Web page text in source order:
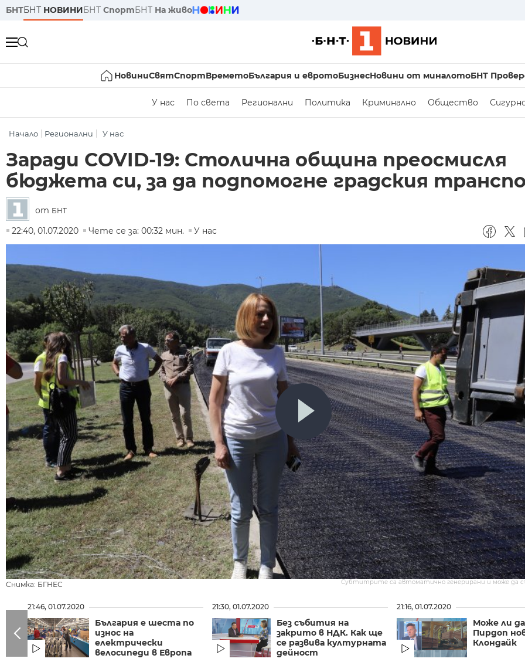
БНТБНТ НОВИНИБНТ СпортБНТ На живо
НовиниСвятСпортВреметоБългария и евротоБизнесНовини от миналотоБНТ
У нас По света Регионални Политика Криминално Общество
Начало Регионални У нас
Заради COVID-19: Столична община преосмисля
бюджета си, за да подпомогне градския
от БНТ
22:40, 01.07.2020
Чете се за: 00:32 мин. У нас
Снимка: БГНЕС Субтитрите са автоматично генерирани и може да
21:46, 01.07.2020
България е шеста по
износ на
електрически
велосипеди в Европа
21:30, 01.07.2020
Без събития на
закрито в НДК. Как ще
се развива културната
дейност
21:16, 01.07.2020
Може ли
Пирдоп
Клондайк